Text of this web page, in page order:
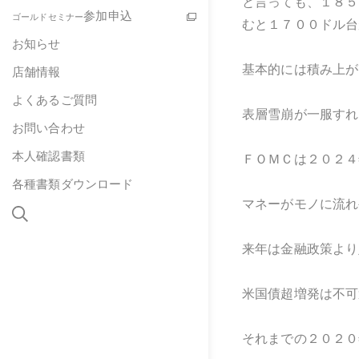
ゴールドセミナー参加申込
お知らせ
店舗情報
よくあるご質問
お問い合わせ
本人確認書類
各種書類ダウンロード
むと１７００ドル
基本的には積み上
表層雪崩が一服す
ＦＯＭＣは２０２
マネーがモノに流
来年は金融政策よ
米国債超増発は不
それまでの２０２